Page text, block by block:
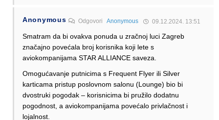
Anonymous OdgovoriAnonymous 09.12.2024. 13:51
Smatram da bi ovakva ponuda u zračnoj luci Zagreb
značajno povećala broj korisnika koji lete s
aviokompanijama STAR ALLIANCE saveza.
Omogućavanje putnicima s Frequent Flyer ili Silver
karticama pristup poslovnom salonu (Lounge) bio bi
dvostruki pogodak – korisnicima bi pružilo dodatnu
pogodnost, a aviokompanijama povećalo privlačnost i
lojalnost.